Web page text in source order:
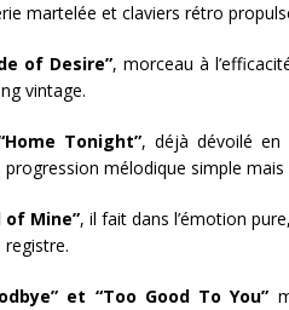
martelée et claviers rétro
of Desire”, morceau à
vintage.
Tonight”, déjà dévoilé en
mélodique simple mais
of Mine”, il fait dans l’émotion
et “Too Good To You”